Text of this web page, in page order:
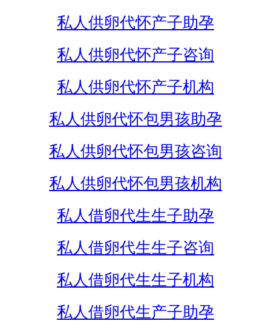
私人供卵代怀产子助孕
私人供卵代怀产子咨询
私人供卵代怀产子机构
私人供卵代怀包男孩助孕
私人供卵代怀包男孩咨询
私人供卵代怀包男孩机构
私人借卵代生生子助孕
私人借卵代生生子咨询
私人借卵代生生子机构
私人借卵代生产子助孕